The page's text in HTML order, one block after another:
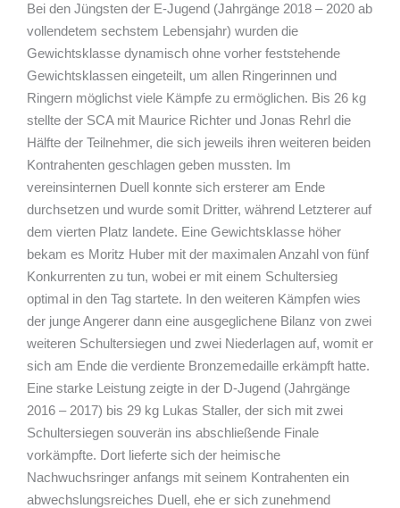
Bei den Jüngsten der E-Jugend (Jahrgänge 2018 – 2020 ab
vollendetem sechstem Lebensjahr) wurden die
Gewichtsklasse dynamisch ohne vorher feststehende
Gewichtsklassen eingeteilt, um allen Ringerinnen und
Ringern möglichst viele Kämpfe zu ermöglichen. Bis 26 kg
stellte der SCA mit Maurice Richter und Jonas Rehrl die
Hälfte der Teilnehmer, die sich jeweils ihren weiteren beiden
Kontrahenten geschlagen geben mussten. Im
vereinsinternen Duell konnte sich ersterer am Ende
durchsetzen und wurde somit Dritter, während Letzterer auf
dem vierten Platz landete. Eine Gewichtsklasse höher
bekam es Moritz Huber mit der maximalen Anzahl von fünf
Konkurrenten zu tun, wobei er mit einem Schultersieg
optimal in den Tag startete. In den weiteren Kämpfen wies
der junge Angerer dann eine ausgeglichene Bilanz von zwei
weiteren Schultersiegen und zwei Niederlagen auf, womit er
sich am Ende die verdiente Bronzemedaille erkämpft hatte.
Eine starke Leistung zeigte in der D-Jugend (Jahrgänge
2016 – 2017) bis 29 kg Lukas Staller, der sich mit zwei
Schultersiegen souverän ins abschließende Finale
vorkämpfte. Dort lieferte sich der heimische
Nachwuchsringer anfangs mit seinem Kontrahenten ein
abwechslungsreiches Duell, ehe er sich zunehmend